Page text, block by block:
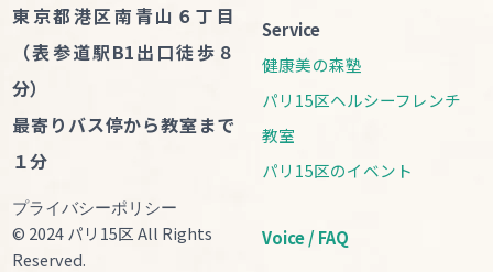
東京都港区南青山６丁目
（表参道駅B1出口徒歩８
分）
最寄りバス停から教室まで
１分
プライバシーポリシー
© 2024 パリ15区 All Rights
Reserved.
Service
健康美の森塾
パリ15区ヘルシーフレンチ
教室
パリ15区のイベント
Voice / FAQ